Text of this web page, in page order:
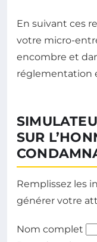
En suivant ces
votre micro-
encombre et
réglementation
SUR
Remplissez les
générer votre
Nom complet